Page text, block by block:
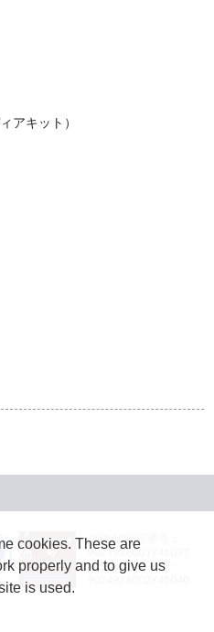
アキット）
JASRAC許諾番号：
9024936001Y45037
JASRAC許諾番号：
cookies. These are
properly and to give us
is used.